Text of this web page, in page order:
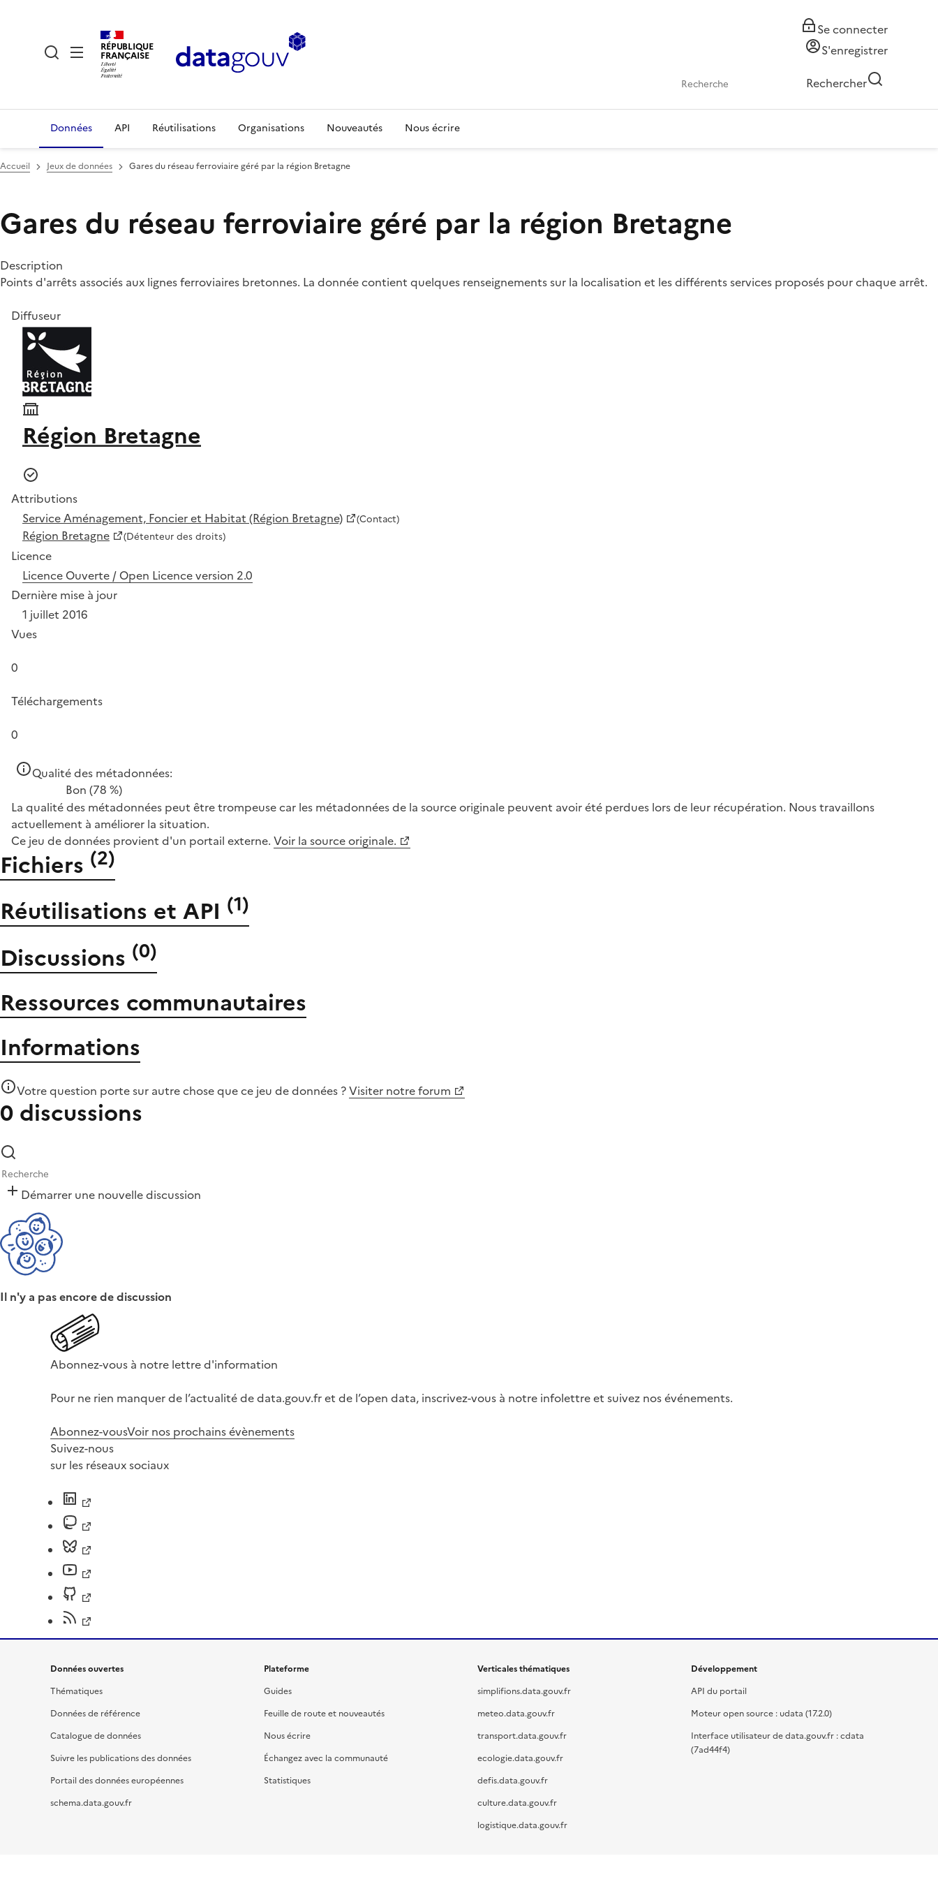
RÉPUBLIQUE
FRANÇAISE
Se connecter
S'enregistrer
Rechercher
Données API Réutilisations Organisations Nouveautés Nous écrire
Accueil Jeux de données Gares du réseau ferroviaire géré par la région Bretagne
Gares du réseau ferroviaire géré par la région Bretagne
Description
Points d'arrêts associés aux lignes ferroviaires bretonnes. La donnée contient quelques renseignements sur la localisation et les différents services proposés pour chaque arrêt.
Diffuseur
Région Bretagne
Attributions
Service Aménagement, Foncier et Habitat (Région Bretagne)
(Contact)
Région Bretagne (Détenteur des droits)
Licence
Licence Ouverte / Open Licence version 2.0
Dernière mise à jour
1 juillet 2016
Vues
0
Téléchargements
0
Qualité des métadonnées:
Bon (78 %)
La qualité des métadonnées peut être trompeuse car les métadonnées de la source originale peuvent avoir été perdues lors de leur récupération. Nous travaillons
actuellement à améliorer la situation.
Ce jeu de données provient d'un portail externe. Voir la source originale.
Fichiers (2)
Réutilisations et API (1)
Discussions (0)
Ressources communautaires
Informations
Votre question porte sur autre chose quece jeu de données ?Visiter notre forum
0 discussions
Démarrer une nouvelle discussion
Il n'y a pas encore de discussion
Abonnez-vous à notre lettre d'information
Pour ne rien manquer de l’actualité de data.gouv.fr et de l’open data, inscrivez-vous à notre infolettre et suivez nos événements.
Abonnez-vousVoir nos prochains évènements
Suivez-nous
sur les réseaux sociaux
Données ouvertes
Thématiques
Données de référence
Catalogue de données
Suivre les publications des données
Portail des données européennes
schema.data.gouv.fr
Plateforme
Guides
Feuille de route et nouveautés
Nous écrire
Échangez avec la communauté
Statistiques
Verticales thématiques
simplifions.data.gouv.fr
meteo.data.gouv.fr
transport.data.gouv.fr
ecologie.data.gouv.fr
defis.data.gouv.fr
culture.data.gouv.fr
logistique.data.gouv.fr
Développement
API du portail
Moteur open source : udata (17.2.0)
Interface utilisateur de data.gouv.fr : cdata
(7ad44f4)